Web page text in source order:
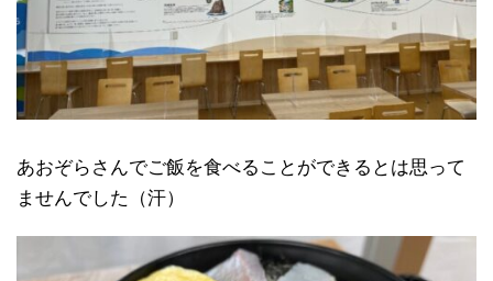
あおぞらさんでご飯を食べることができるとは思って
ませんでした（汗）